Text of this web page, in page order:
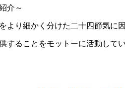
介～
より細かく分けた二十四節気に
することをモットーに活動して